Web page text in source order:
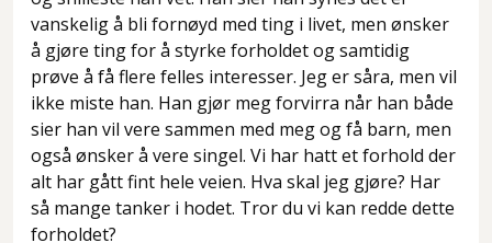
vanskelig å bli fornøyd med ting i livet, men ønsker
å gjøre ting for å styrke forholdet og samtidig
prøve å få flere felles interesser. Jeg er såra, men vil
ikke miste han. Han gjør meg forvirra når han både
sier han vil vere sammen med meg og få barn, men
også ønsker å vere singel. Vi har hatt et forhold der
alt har gått fint hele veien. Hva skal jeg gjøre? Har
så mange tanker i hodet. Tror du vi kan redde dette
forholdet?